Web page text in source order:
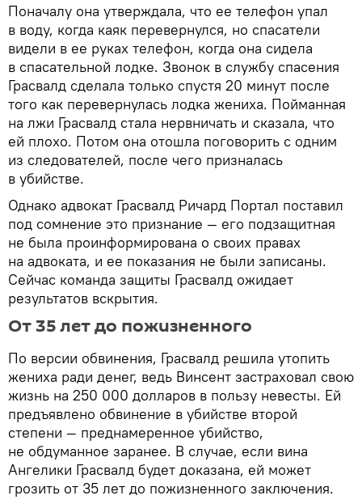
Поначалу она утверждала, что ее телефон упал
в воду, когда каяк перевернулся, но спасатели
видели в ее руках телефон, когда она сидела
в спасательной лодке. Звонок в службу спасения
Грасвалд сделала только спустя 20 минут после
того как перевернулась лодка жениха. Пойманная
на лжи Грасвалд стала нервничать и сказала, что
ей плохо. Потом она отошла поговорить с одним
из следователей, после чего призналась
в убийстве.
Однако адвокат Грасвалд Ричард Портал поставил
под сомнение это признание — его подзащитная
не была проинформирована о своих правах
на адвоката, и ее показания не были записаны.
Сейчас команда защиты Грасвалд ожидает
результатов вскрытия.
От 35 лет до пожизненного
По версии обвинения, Грасвалд решила утопить
жениха ради денег, ведь Винсент застраховал свою
жизнь на 250 000 долларов в пользу невесты. Ей
предъявлено обвинение в убийстве второй
степени — преднамеренное убийство,
не обдуманное заранее. В случае, если вина
Ангелики Грасвалд будет доказана, ей может
грозить от 35 лет до пожизненного заключения.